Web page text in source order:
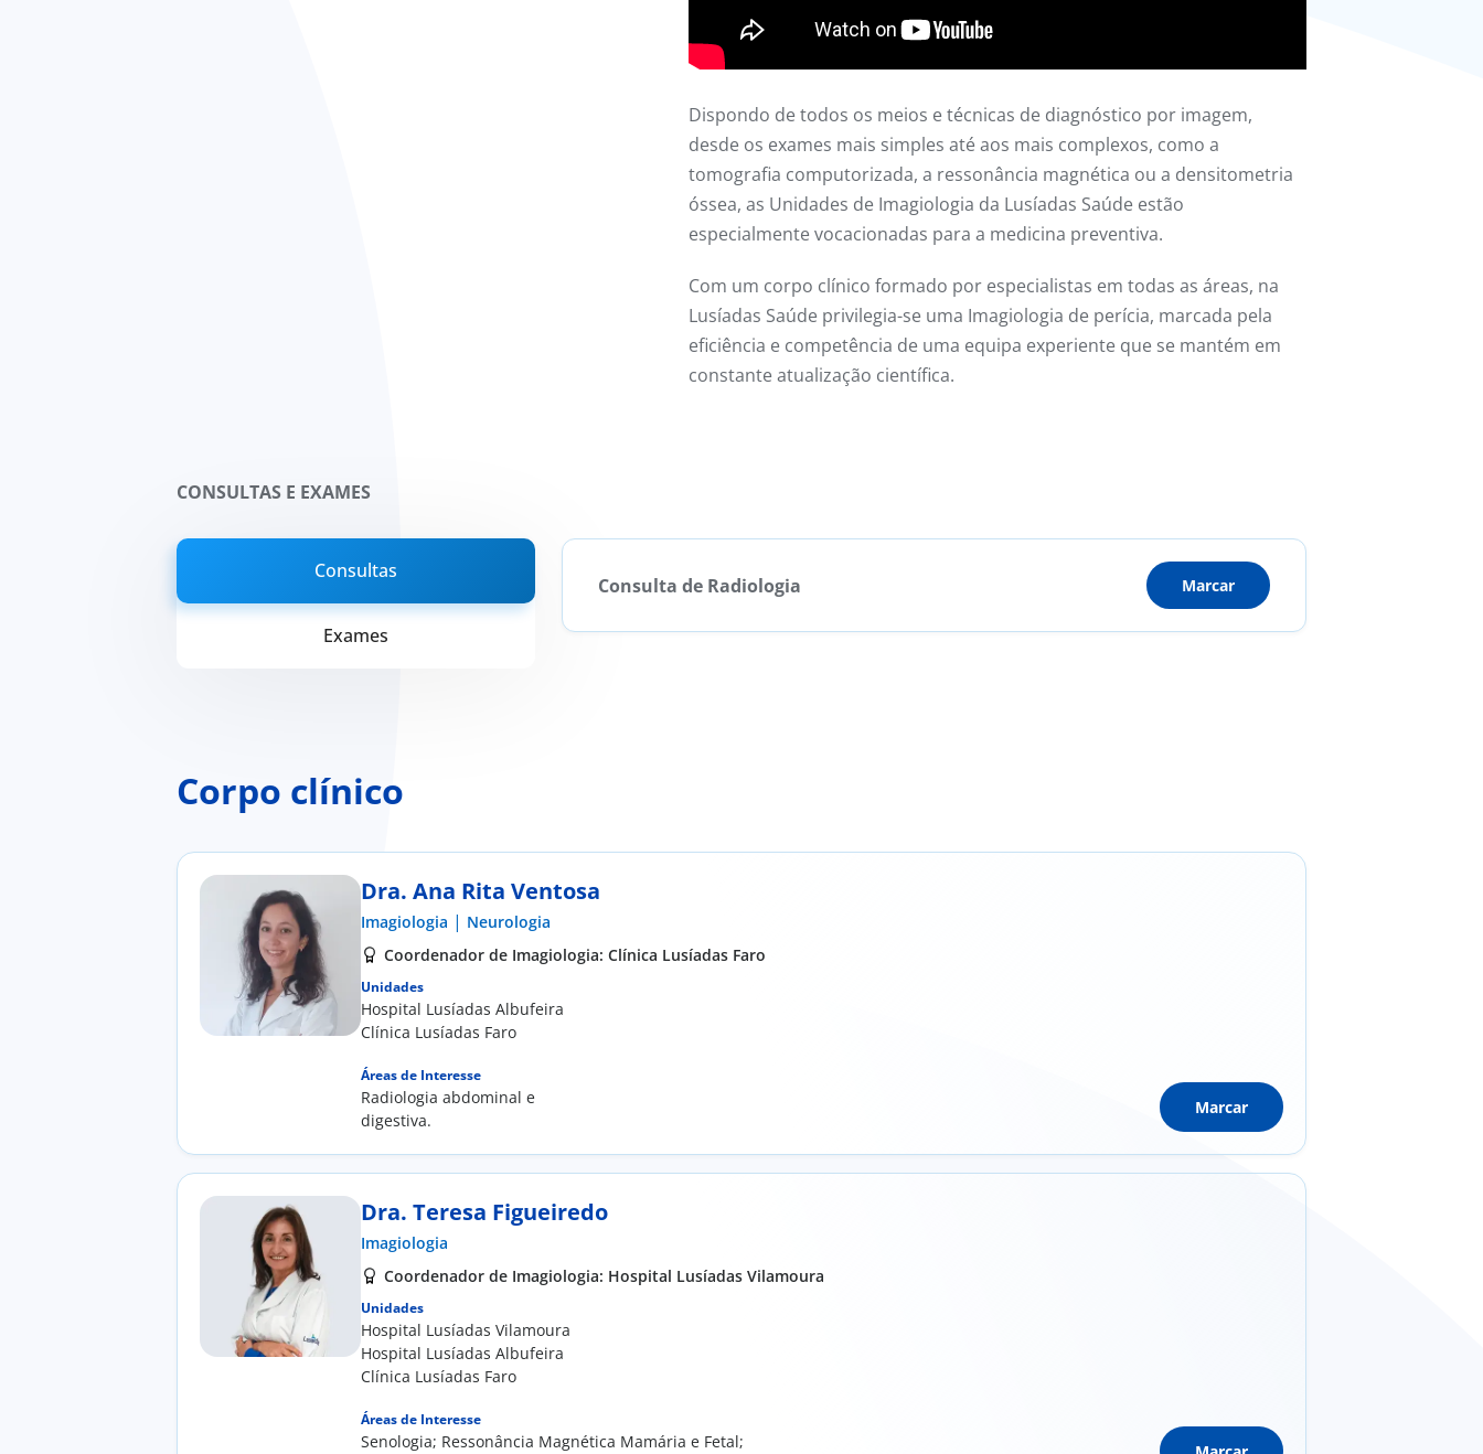
Dispondo de todos os meios e técnicas de diagnóstico por imagem,
desde os exames mais simples até aos mais complexos, como a
tomografia computorizada, a ressonância magnética ou a densitometria
óssea, as Unidades de Imagiologia da Lusíadas Saúde estão
especialmente vocacionadas para a medicina preventiva.
Com um corpo clínico formado por especialistas em todas as áreas, na
Lusíadas Saúde privilegia-se uma Imagiologia de perícia, marcada pela
eficiência e competência de uma equipa experiente que se mantém em
constante atualização científica.
CONSULTAS E EXAMES
Consultas
Exames
Consulta de Radiologia Marcar
Corpo clínico
Dra. Ana Rita Ventosa
Imagiologia | Neurologia
Coordenador de Imagiologia: Clínica Lusíadas Faro
Unidades
Hospital Lusíadas Albufeira
Clínica Lusíadas Faro
Áreas de Interesse
Radiologia abdominal e
digestiva.
Marcar
Dra. Teresa Figueiredo
Imagiologia
Coordenador de Imagiologia: Hospital Lusíadas Vilamoura
Unidades
Hospital Lusíadas Vilamoura
Hospital Lusíadas Albufeira
Clínica Lusíadas Faro
Áreas de Interesse
Senologia; Ressonância Magnética Mamária e Fetal;